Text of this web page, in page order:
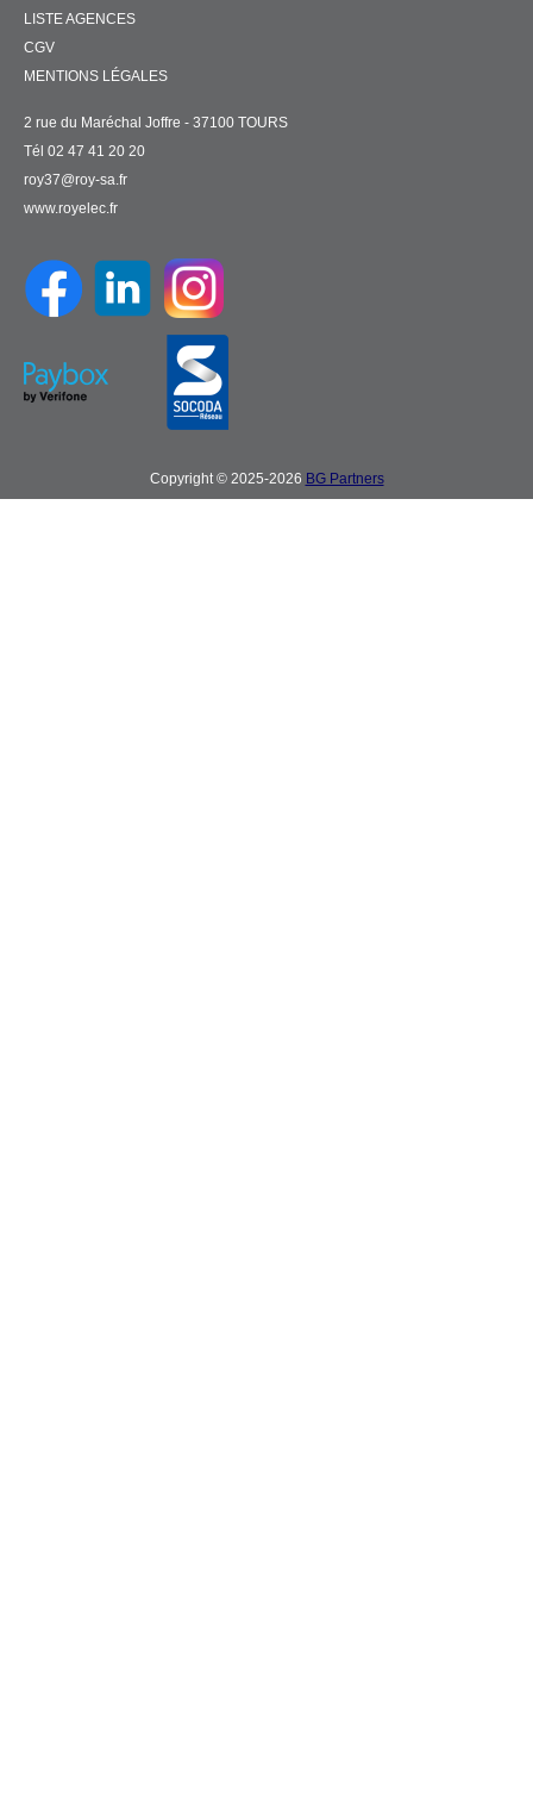
LISTE AGENCES
CGV
MENTIONS LÉGALES
2 rue du Maréchal Joffre - 37100 TOURS
Tél 02 47 41 20 20
roy37@roy-sa.fr
www.royelec.fr
Copyright © 2025-2026 BG Partners